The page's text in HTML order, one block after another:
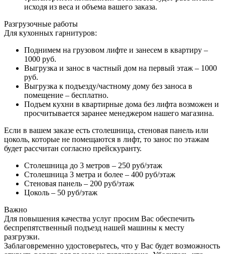
исходя из веса и объема вашего заказа.
Разгрузочные работы
Для кухонных гарнитуров:
Поднимем на грузовом лифте и занесем в квартиру –
1000 руб.
Выгрузка и занос в частный дом на первый этаж – 1000
руб.
Выгрузка к подъезду/частному дому без заноса в
помещение – бесплатно.
Подъем кухни в квартирные дома без лифта возможен и
просчитывается заранее менеджером нашего магазина.
Если в вашем заказе есть столешница, стеновая панель или
цоколь, которые не помещаются в лифт, то занос по этажам
будет рассчитан согласно прейскуранту.
Столешница до 3 метров – 250 руб/этаж
Столешница 3 метра и более – 400 руб/этаж
Стеновая панель – 200 руб/этаж
Цоколь – 50 руб/этаж
Важно
Для повышения качества услуг просим Вас обеспечить
беспрепятственный подъезд нашей машины к месту
разгрузки.
Заблаговременно удостоверьтесь, что у Вас будет возможность